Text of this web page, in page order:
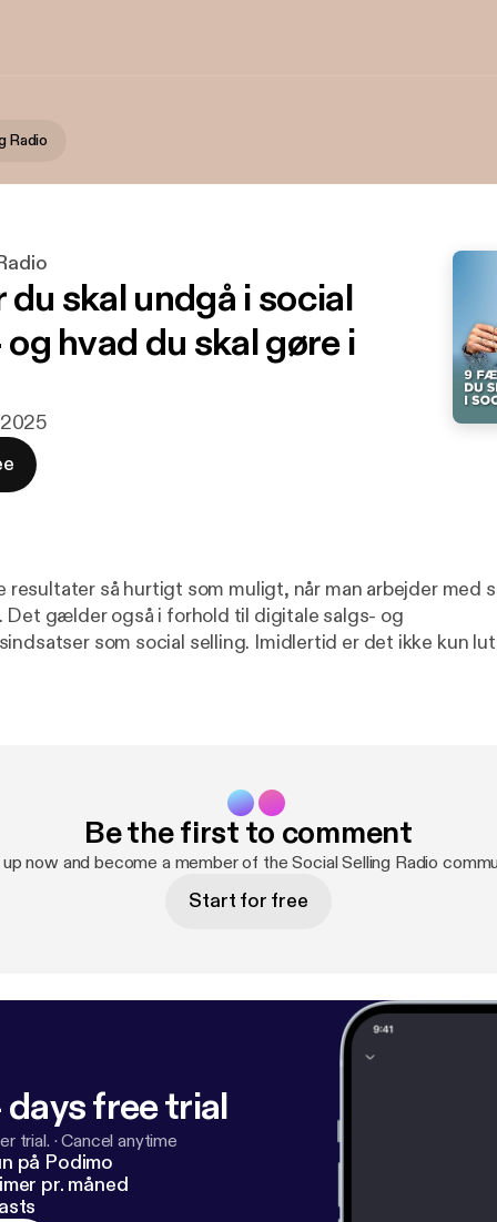
Radio
skal undgå i social
hvad du skal gøre i
2025
resultater så hurtigt som muligt, når man arbejder med
Det gælder også i forhold til digitale salgs- og
selling. Imidlertid er det ikke kun lutter lagkage at
ekstra opmærksom på. Derfor har vi lavet en podcast-
forskellige tiltag helt at undgå disse fælder. Sigtet er således, at
med et social selling-projekt bedst muligt på, til
med størst muligt kraft og effekt.
Be the first to comment
up now and become a member of the Social Selling Radio
Start for free
free trial
trial. ·Cancel anytime
på Podimo
pr. måned